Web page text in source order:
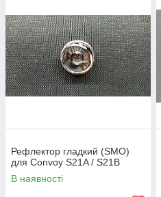
Рефлектор гладкий (SMO)
для Convoy S21A / S21B
В наявності